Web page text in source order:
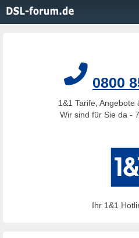
0800
1&1 Tarife, Angebote
Wir sind für Sie da -
Ihr 1&1